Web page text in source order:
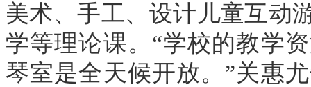
美术、手工、设计儿童互动
学等理论课。“学校的教学
琴室是全天候开放。”关惠